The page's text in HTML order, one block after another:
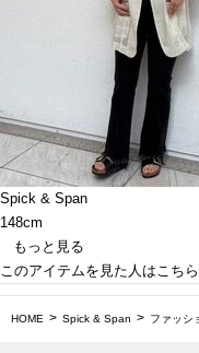
Spick & Span
148cm
もっと見る
このアイテムを見た人はこち
HOME Spick & Span ファッシ